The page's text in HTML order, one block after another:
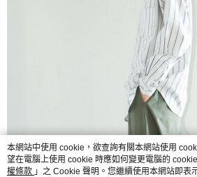
本網站中使用 cookie，欲查詢有關本網站使用
望在電腦上使用 cookie 時應如何變更電腦的
權條款 」之 Cookie 聲明。您繼續使用本網站即表